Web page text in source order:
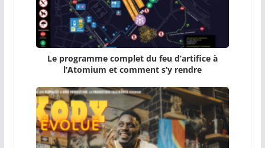
Le programme complet du feu d’artifice à
l’Atomium et comment s’y rendre